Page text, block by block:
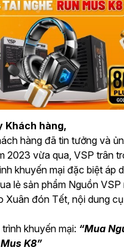
Khách hàng,
hàng đã tin tưởng và
2023 vừa qua, VSP trân
khuyến mại đặc biệt áp
lẻ sản phẩm Nguồn VSP
Xuân đón Tết, nội dung
khuyến mại: “Mua
K8”